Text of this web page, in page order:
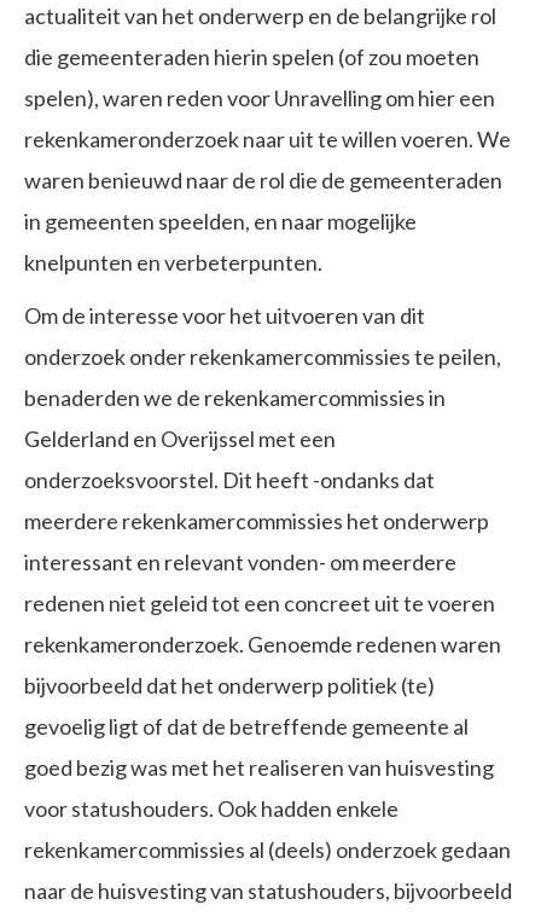
actualiteit van het onderwerp en de belangrijke rol
die gemeenteraden hierin spelen (of zou moeten
spelen), waren reden voor Unravelling om hier een
rekenkameronderzoek naar uit te willen voeren. We
waren benieuwd naar de rol die de gemeenteraden
in gemeenten speelden, en naar mogelijke
knelpunten en verbeterpunten.
Om de interesse voor het uitvoeren van dit
onderzoek onder rekenkamercommissies te peilen,
benaderden we de rekenkamercommissies in
Gelderland en Overijssel met een
onderzoeksvoorstel. Dit heeft -ondanks dat
meerdere rekenkamercommissies het onderwerp
interessant en relevant vonden- om meerdere
redenen niet geleid tot een concreet uit te voeren
rekenkameronderzoek. Genoemde redenen waren
bijvoorbeeld dat het onderwerp politiek (te)
gevoelig ligt of dat de betreffende gemeente al
goed bezig was met het realiseren van huisvesting
voor statushouders. Ook hadden enkele
rekenkamercommissies al (deels) onderzoek gedaan
naar de huisvesting van statushouders, bijvoorbeeld